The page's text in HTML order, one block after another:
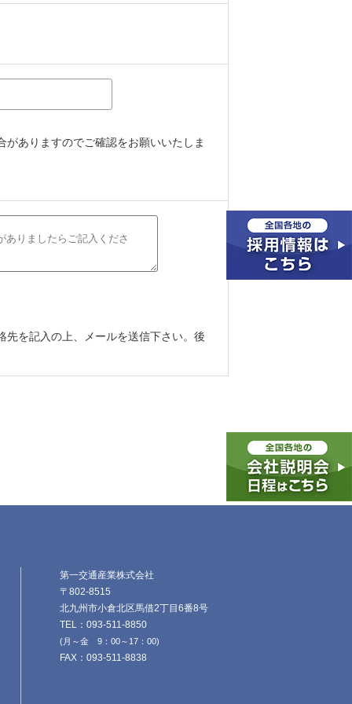
ありますのでご確認をお願いいたしま
を記入の上、メールを送信下さい。後
第一交通産業株式会社
〒802-8515
北九州市小倉北区馬借2丁目6番8号
TEL：093-511-8850
(月～金 9：00～17：00)
FAX：093-511-8838